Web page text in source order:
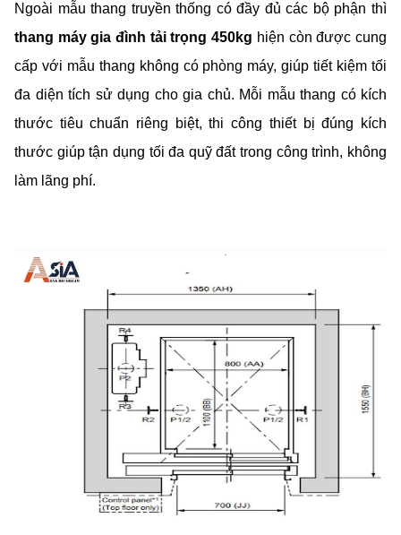
Ngoài mẫu thang truyền thống có đầy đủ các bộ phận thì
thang máy gia đình tải trọng 450kg hiện còn được cung
cấp với mẫu thang không có phòng máy, giúp tiết kiệm tối
đa diện tích sử dụng cho gia chủ. Mỗi mẫu thang có kích
thước tiêu chuẩn riêng biệt, thi công thiết bị đúng kích
thước giúp tận dụng tối đa quỹ đất trong công trình, không
làm lãng phí.